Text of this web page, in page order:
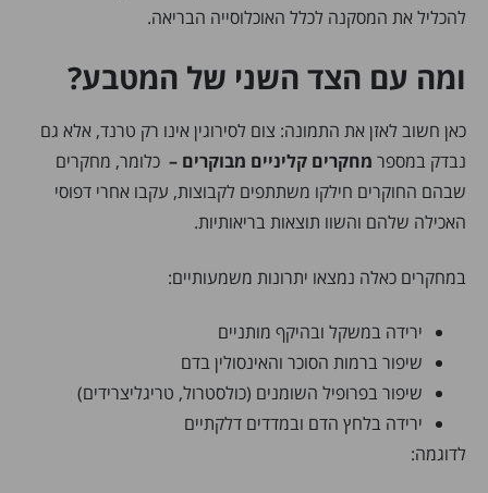
להכליל את המסקנה לכלל האוכלוסייה הבריאה.
ומה עם הצד השני של המטבע?
כאן חשוב לאזן את התמונה: צום לסירוגין אינו רק טרנד, אלא גם
נבדק במספר מחקרים קליניים מבוקרים – כלומר, מחקרים
שבהם החוקרים חילקו משתתפים לקבוצות, עקבו אחרי דפוסי
האכילה שלהם והשוו תוצאות בריאותיות.
במחקרים כאלה נמצאו יתרונות משמעותיים:
ירידה במשקל ובהיקף מותניים
שיפור ברמות הסוכר והאינסולין בדם
שיפור בפרופיל השומנים (כולסטרול, טריגליצרידים)
ירידה בלחץ הדם ובמדדים דלקתיים
לדוגמה: